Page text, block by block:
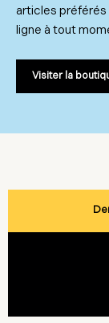
articles préférés
ligne à tout
Visiter la